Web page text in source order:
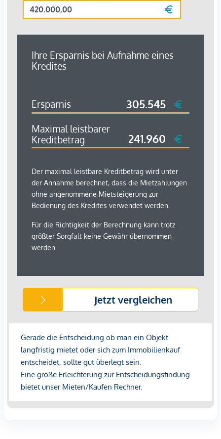
Arzt <500m
Apotheke <500m
Schule <500m
Kindergarten <500m
Höhere Schule <1.000m
Nahversorgung
Supermarkt <500m
Einkaufszentrum <1.000m
Post <500m
Polizei <500m
Bus <500m
U-Bahn <500m
Straßenbahn <500m
Bahnhof <500m
Autobahnanschluss <3.000m